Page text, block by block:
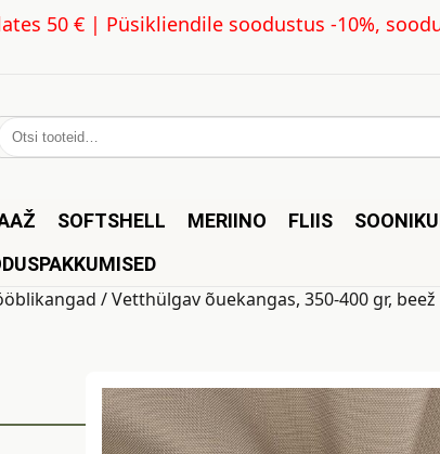
50 € | Püsikliendile soodustus -10%,
Otsi:
SOFTSHELL MERIINO FLIIS
/ Vetthülgav õuekangas, 350-400 gr, beež